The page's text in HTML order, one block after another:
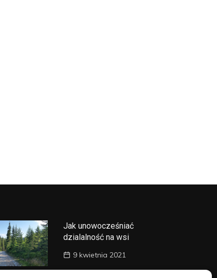
Jak unowocześniać
dzialalność na wsi
9 kwietnia 2021